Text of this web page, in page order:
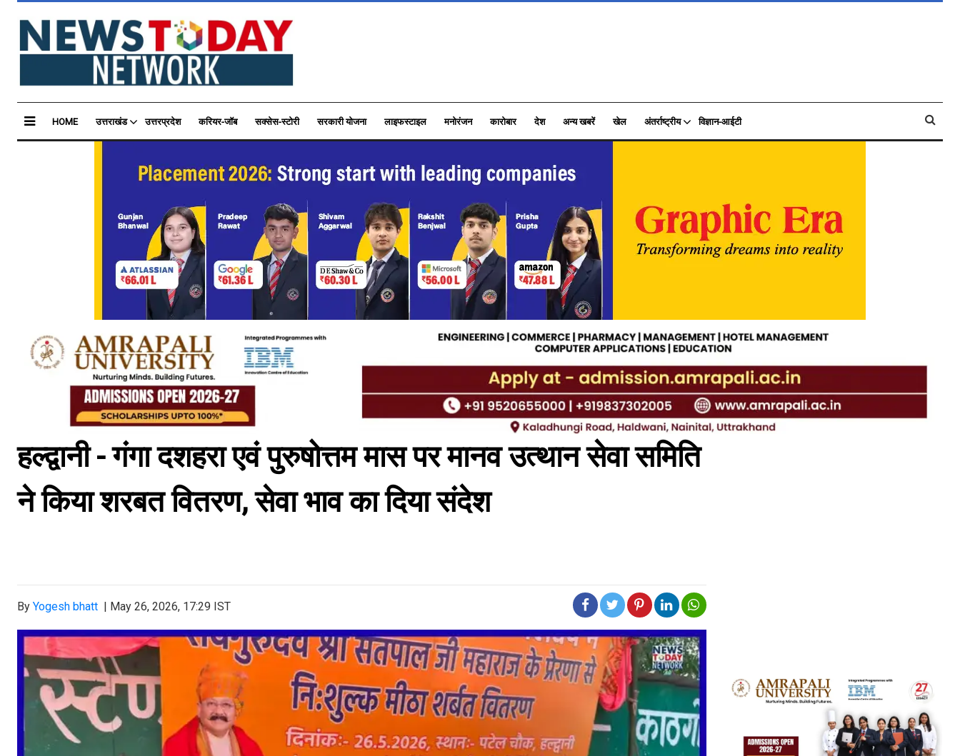
HOME उत्तराखंड उत्तरप्रदेश करियर-जॉब सक्सेस-स्टोरी सरकारी योजना लाइफस्टाइल मनोरंजन कारोबार देश अन्य खबरें खेल अंतर्राष्ट्रीय विज्ञान-आईटी
हल्द्वानी - गंगा दशहरा एवं पुरुषोत्तम मास पर मानव उत्थान सेवा समिति
ने किया शरबत वितरण, सेवा भाव का दिया संदेश
By Yogesh bhatt | May 26, 2026, 17:29 IST